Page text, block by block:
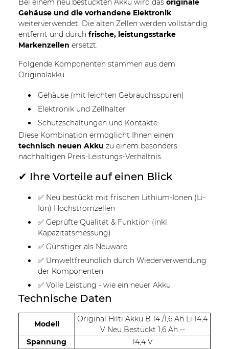
Gehäuse und die vorhandene Elektronik
weiterverwendet. Die alten Zellen werden vollständig
entfernt und durch frische, leistungsstarke
Markenzellen ersetzt.
Folgende Komponenten stammen aus dem
Originalakku:
Gehäuse (mit leichten Gebrauchsspuren)
Elektronik und Zellhalter
Schutzschaltungen und Kontakte
Diese Kombination ermöglicht Ihnen einen
technisch neuen Akku zu einem besonders
nachhaltigen Preis-Leistungs-Verhältnis.
✔ Ihre Vorteile auf einen Blick
✅ Neu bestückt mit frischen Lithium-Ionen (Li-
Ion) Hochstromzellen
✅ Geprüfte Qualität & Funktion (inkl.
Kapazitätsmessung)
✅ Günstiger als Neuware
✅ Umweltfreundlich durch Wiederverwendung
der Komponenten
✅ Volle Leistung - wie ein neuer Akku
Technische Daten
Modell
Original Hilti Akku B 14 /1,6 Ah Li 14,4
V Neu Bestückt 1,6 Ah --
Spannung
14,4 V